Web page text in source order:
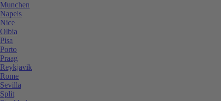
Munchen
Napels
Nice
Olbia
Pisa
Porto
Praag
Reykjavik
Rome
Sevilla
Split